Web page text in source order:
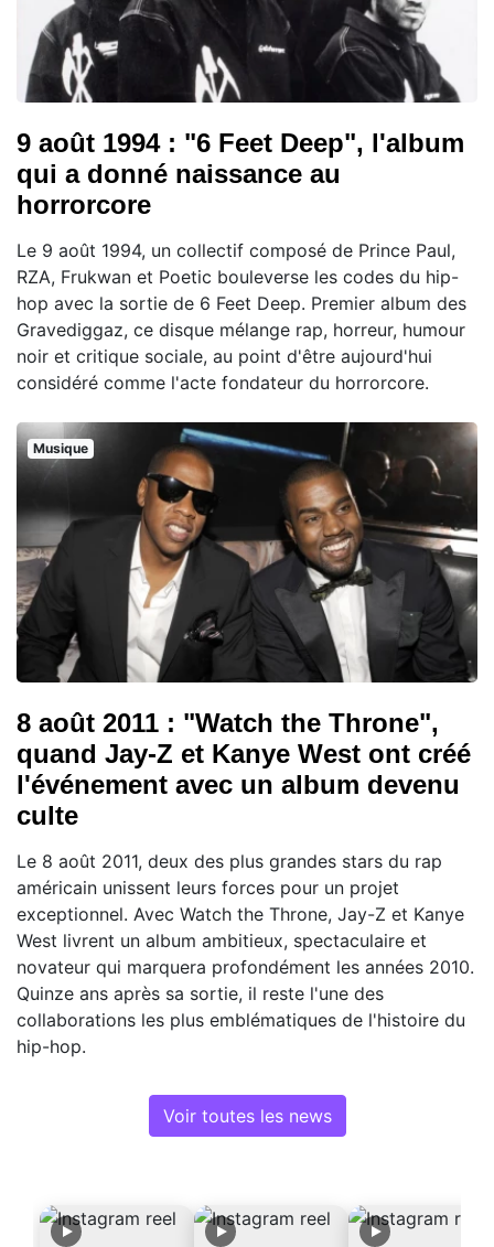
9 août 1994 : "6 Feet Deep", l'album
qui a donné naissance au
horrorcore
Le 9 août 1994, un collectif composé de Prince Paul,
RZA, Frukwan et Poetic bouleverse les codes du hip-
hop avec la sortie de 6 Feet Deep. Premier album des
Gravediggaz, ce disque mélange rap, horreur, humour
noir et critique sociale, au point d'être aujourd'hui
considéré comme l'acte fondateur du horrorcore.
Musique
8 août 2011 : "Watch the Throne",
quand Jay-Z et Kanye West ont créé
l'événement avec un album devenu
culte
Le 8 août 2011, deux des plus grandes stars du rap
américain unissent leurs forces pour un projet
exceptionnel. Avec Watch the Throne, Jay-Z et Kanye
West livrent un album ambitieux, spectaculaire et
novateur qui marquera profondément les années 2010.
Quinze ans après sa sortie, il reste l'une des
collaborations les plus emblématiques de l'histoire du
hip-hop.
Voir toutes les news